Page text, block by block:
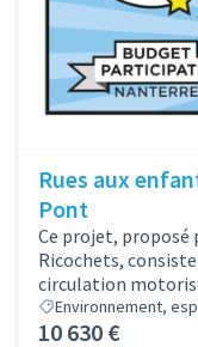
Rues aux
Pont
Ce projet, proposé
Ricochets,
circulation
Environnement,
10 630 €